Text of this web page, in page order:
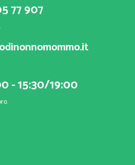
77 907
- 15:30/19:00